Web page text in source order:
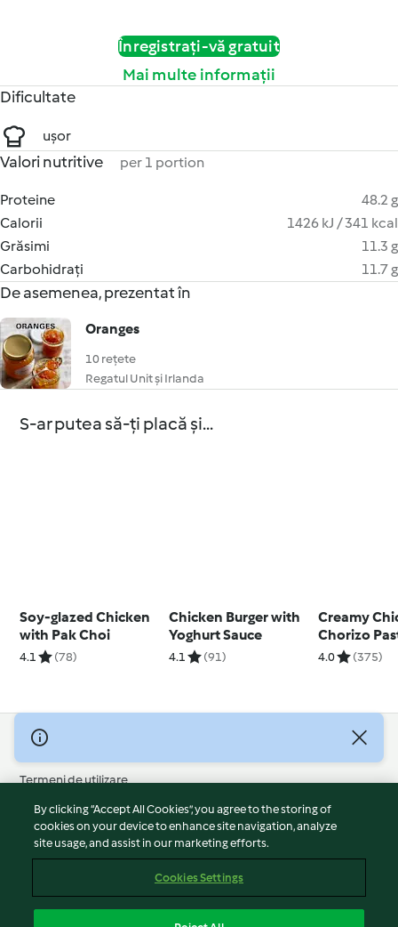
Înregistrați-vă gratuit
Mai multe informații
Dificultate
ușor
Valori nutritive per 1 portion
Proteine
48.2 g
Calorii
1426 kJ / 341 kcal
Grăsimi
11.3 g
Carbohidrați
11.7 g
De asemenea, prezentat în
Oranges
10 rețete
Regatul Unit și Irlanda
S-ar putea să-ți placă și...
Soy-glazed Chicken
with Pak Choi
4.1 (78)
Chicken Burger with
Yoghurt Sauce
4.1 (91)
Creamy
Chorizo
4.0 (375)
© Drepturile de autor 2026
Termeni de utilizare
Politica privind confidențialitatea
Declarație de neasumare a responsabilității
Mențiune
Raportați conținut
By clicking “Accept All Cookies”, you agree to the storing of
cookies on your device to enhance site navigation, analyze
site usage, and assist in our marketing efforts.
Cookies Settings